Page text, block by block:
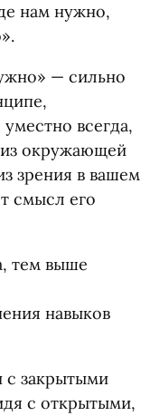
нам нужно,
— сильно
всегда,
из окружающей
зрения в вашем
смысл его
тем выше
навыков
с закрытыми
с открытыми,